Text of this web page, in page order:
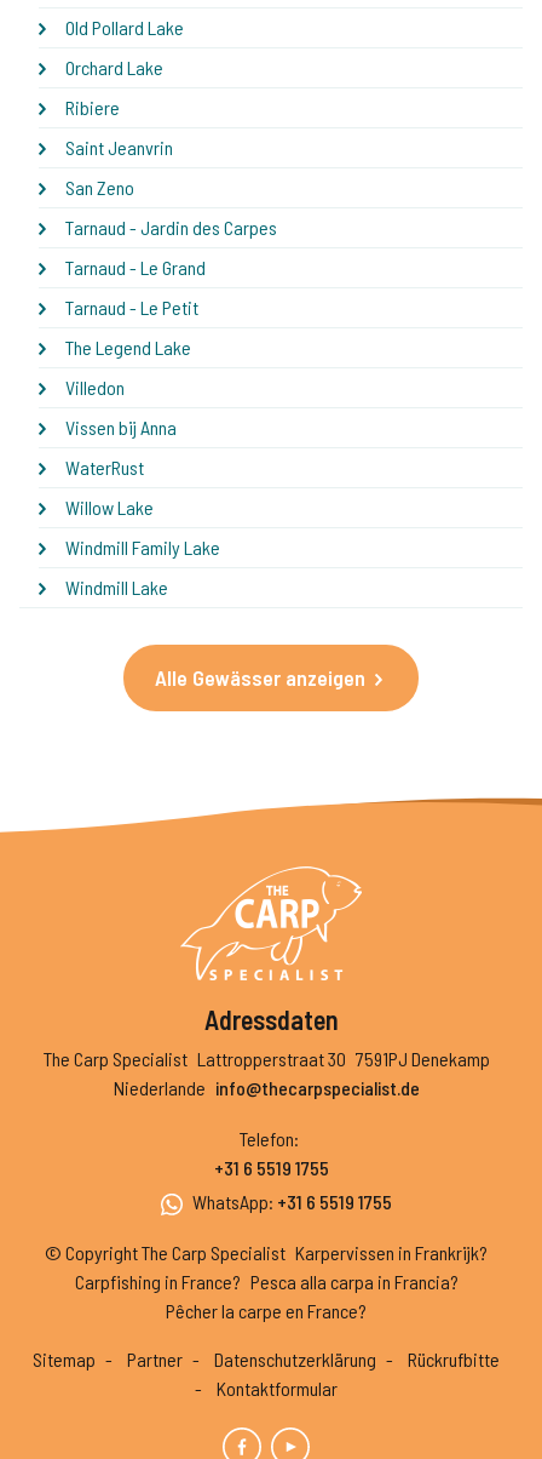
Old Pollard Lake
Orchard Lake
Ribiere
Saint Jeanvrin
San Zeno
Tarnaud - Jardin des Carpes
Tarnaud - Le Grand
Tarnaud - Le Petit
The Legend Lake
Villedon
Vissen bij Anna
WaterRust
Willow Lake
Windmill Family Lake
Windmill Lake
Alle Gewässer anzeigen
Adressdaten
The Carp Specialist Lattropperstraat 30 7591PJ Denekamp
Niederlande info@thecarpspecialist.de
Telefon:
+31 6 5519 1755
WhatsApp: +31 6 5519 1755
© Copyright The Carp Specialist Karpervissen in Frankrijk?
Carpfishing in France? Pesca alla carpa in Francia?
Pêcher la carpe en France?
Sitemap Partner Datenschutzerklärung
Rückrufbitte
Kontaktformular